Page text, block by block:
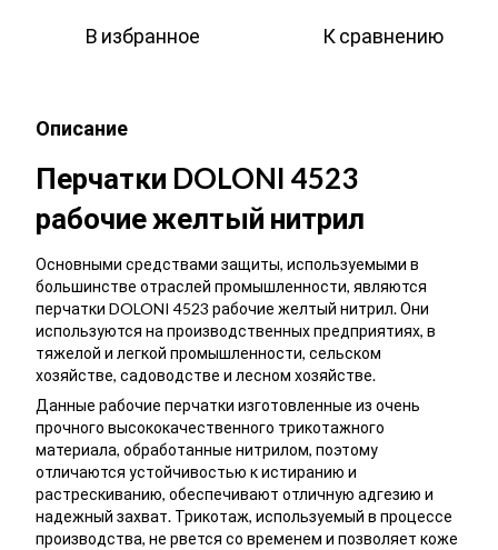
В избранное К сравнению
Описание
Перчатки DOLONI 4523
рабочие желтый нитрил
Основными средствами защиты, используемыми в
большинстве отраслей промышленности, являются
перчатки DOLONI 4523 рабочие желтый нитрил. Они
используются на производственных предприятиях, в
тяжелой и легкой промышленности, сельском
хозяйстве, садоводстве и лесном хозяйстве.
Данные рабочие перчатки изготовленные из очень
прочного высококачественного трикотажного
материала, обработанные нитрилом, поэтому
отличаются устойчивостью к истиранию и
растрескиванию, обеспечивают отличную адгезию и
надежный захват. Трикотаж, используемый в процессе
производства, не рвется со временем и позволяет коже